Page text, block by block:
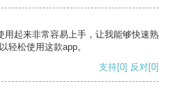
用起来非常容易上手，让我能够快速熟
轻松使用这款app。
支持[0] 反对[0]